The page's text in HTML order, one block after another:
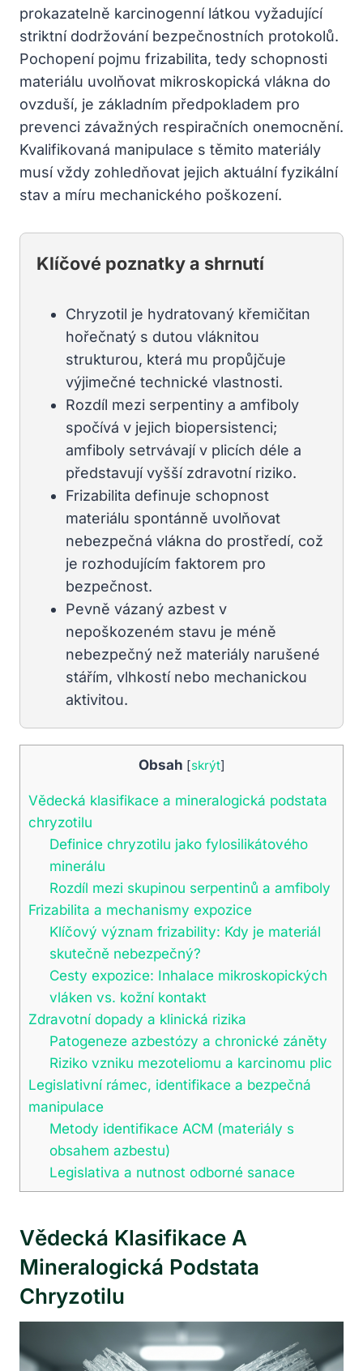
prokazatelně karcinogenní látkou vyžadující
striktní dodržování bezpečnostních protokolů.
Pochopení pojmu frizabilita, tedy schopnosti
materiálu uvolňovat mikroskopická vlákna do
ovzduší, je základním předpokladem pro
prevenci závažných respiračních onemocnění.
Kvalifikovaná manipulace s těmito materiály
musí vždy zohledňovat jejich aktuální fyzikální
stav a míru mechanického poškození.
Klíčové poznatky a shrnutí
Chryzotil je hydratovaný křemičitan
hořečnatý s dutou vláknitou
strukturou, která mu propůjčuje
výjimečné technické vlastnosti.
Rozdíl mezi serpentiny a amfiboly
spočívá v jejich biopersistenci;
amfiboly setrvávají v plicích déle a
představují vyšší zdravotní riziko.
Frizabilita definuje schopnost
materiálu spontánně uvolňovat
nebezpečná vlákna do prostředí, což
je rozhodujícím faktorem pro
bezpečnost.
Pevně vázaný azbest v
nepoškozeném stavu je méně
nebezpečný než materiály narušené
stářím, vlhkostí nebo mechanickou
aktivitou.
Obsah [skrýt]
Vědecká klasifikace a mineralogická podstata
chryzotilu
Definice chryzotilu jako fylosilikátového
minerálu
Rozdíl mezi skupinou serpentinů a amfiboly
Frizabilita a mechanismy expozice
Klíčový význam frizability: Kdy je materiál
skutečně nebezpečný?
Cesty expozice: Inhalace mikroskopických
vláken vs. kožní kontakt
Zdravotní dopady a klinická rizika
Patogeneze azbestózy a chronické záněty
Riziko vzniku mezoteliomu a karcinomu plic
Legislativní rámec, identifikace a bezpečná
manipulace
Metody identifikace ACM (materiály s
obsahem azbestu)
Legislativa a nutnost odborné sanace
Vědecká Klasifikace A
Mineralogická Podstata
Chryzotilu